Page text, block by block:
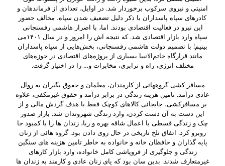
امنیتی و نیروی سرکوب برخوردار شد. در اوایل، تعدادی از فرماندهان و
کادرهای سپاه پاسداران با ذکر دلیل تضعیف شدن سپاه، مخالف حضور
این نیرو در فعالیت اقتصادی بودند. اما، با اصرار هاشمی رفسنجانی
سپاه وارد بازار اقتصادی شد. که نتیجه اش را امروز و در سال ۱۴۰۱می
بینیم! با تصمیم دولت هاشمی رفسنجانی، بخش‌هایی از سپاه پاسداران
مانند قرارگاه خاتم‌الانبیا بسیاری از پروژه‌های اقتصادی در حوزه‌های
مختلف انرژی، راه و ترابری، مخابرات و… را در اختیار گرفت.
مسافر کشی گروههائی از کارمندان، معلمان و حقوق بگیران به روال
عادی درآمد. تامین هزینه زندگی در برابر درآمد و حقوق غیرمکفی، علاوه
بر مسافرکشی، جابجائی کالاهای کوچک فقط با هدف گردش مالی و از
این دست به آن دست کردن، وارد زندگی شهروندان شد. بازار صدور
چک و زندگی قسطی با اعمال شاقه بهره و ربا، زندان ها را با کمبود جا
روبرو کرد. اتفاق تلخ تاریخی در حال روی دادن بود. گروه هائی از زنان
پایه گذاران و حافظان خانه و خانواده به خاطر تامین هزینه های سنگین
زندگی و جلوگیری از فروپاشی کامل خانواده، وارد بازار کارهای
غیرمتعارف شدند. بدین سان بود که پای زنان عادی و کارمند به زندان ها